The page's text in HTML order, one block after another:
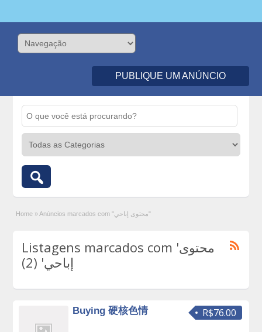
PUBLIQUE UM ANÚNCIO
Home » Anúncios marcados com "محتوى إباحي"
Listagens marcados com 'محتوى
إباحي' (2)
R$76.00
Buying 硬核色情